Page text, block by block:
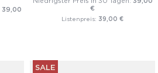
39,00
€
Listenpreis: 39,00 €
SALE